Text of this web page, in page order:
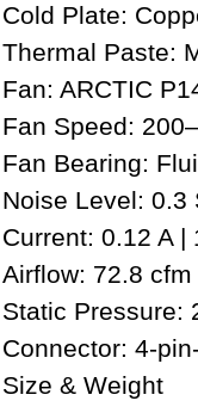
Cold Plate:
Thermal Paste:
Fan: ARCTIC
Fan Speed:
Fan Bearing:
Noise Level: 0.3
Current: 0.12 A |
Airflow: 72.8 cfm
Static Pressure:
Connector: 4-
Size & Weight